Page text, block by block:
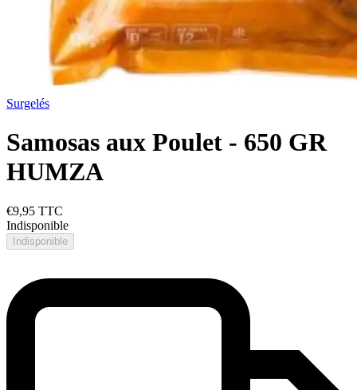
Surgelés
Samosas aux Poulet - 650 GR
HUMZA
€9,95 TTC
Indisponible
Indisponible